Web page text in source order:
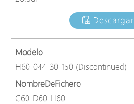
Descargar
Modelo
H60-044-30-150 (Discontinued)
NombreDeFichero
C60_D60_H60